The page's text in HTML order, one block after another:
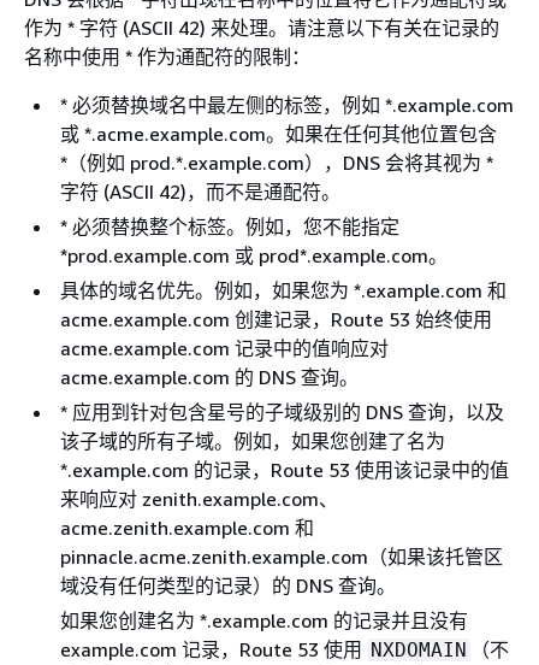
作为 * 字符 (ASCII 42) 来处理。请注意以下有关在记录的
名称中使用 * 作为通配符的限制：
* 必须替换域名中最左侧的标签，例如 *.example.com
或 *.acme.example.com。如果在任何其他位置包含
*（例如 prod.*.example.com），DNS 会将其视为 *
字符 (ASCII 42)，而不是通配符。
* 必须替换整个标签。例如，您不能指定
*prod.example.com 或 prod*.example.com。
具体的域名优先。例如，如果您为 *.example.com 和
acme.example.com 创建记录，Route 53 始终使用
acme.example.com 记录中的值响应对
acme.example.com 的 DNS 查询。
* 应用到针对包含星号的子域级别的 DNS 查询，以及
该子域的所有子域。例如，如果您创建了名为
*.example.com 的记录，Route 53 使用该记录中的值
来响应对 zenith.example.com、
acme.zenith.example.com 和
pinnacle.acme.zenith.example.com（如果该托管区
域没有任何类型的记录）的 DNS 查询。
如果您创建名为 *.example.com 的记录并且没有
example.com 记录，Route 53 使用 NXDOMAIN
（不